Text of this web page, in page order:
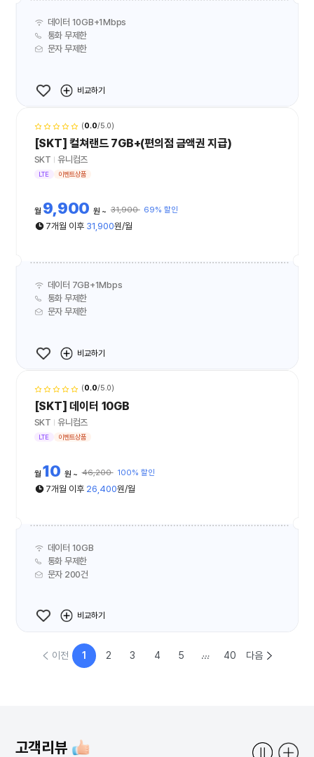
데이터 10GB+1Mbps
통화 무제한
문자 무제한
비교하기
(0.0/5.0)
[SKT] 컬쳐랜드 7GB+(편의점 금액권 지급)
SKT 유니컴즈
LTE 이벤트상품
월 9,900 원 31,900 69% 할인
7개월 이후 31,900원/월
데이터 7GB+1Mbps
통화 무제한
문자 무제한
비교하기
(0.0/5.0)
[SKT] 데이터 10GB
SKT 유니컴즈
LTE 이벤트상품
월 10 원 46,200 100% 할인
7개월 이후 26,400원/월
데이터 10GB
통화 무제한
문자 200건
비교하기
이전 1 2 3 4 5 ... 40 다음
고객리뷰